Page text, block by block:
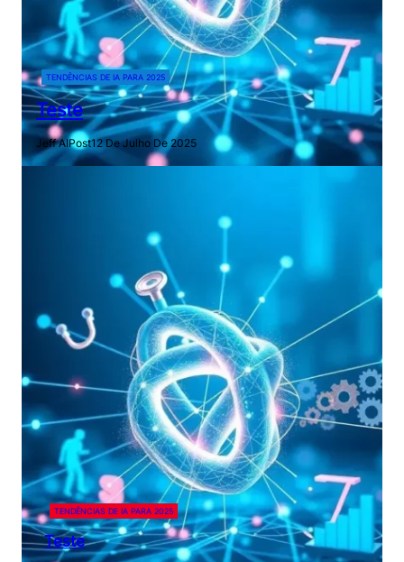
TENDÊNCIAS DE IA PARA 2025
Teste
Jeff AIPost12 De Julho De 2025
TENDÊNCIAS DE IA PARA 2025
Teste